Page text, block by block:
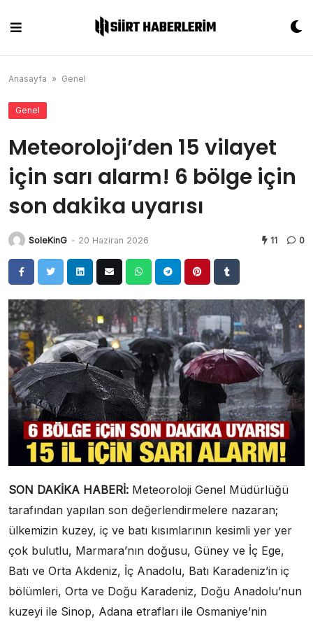
content
Anasayfa » Genel
Genel
Meteoroloji’den 15 vilayet
için sarı alarm! 6 bölge için
son dakika uyarısı
SoleKinG - 20 Haziran 2026 11 0
SON DAKİKA HABERİ: Meteoroloji Genel Müdürlüğü
tarafından yapılan son değerlendirmelere nazaran;
ülkemizin kuzey, iç ve batı kısımlarının kesimli yer yer
çok bulutlu, Marmara’nın doğusu, Güney ve İç Ege,
Batı ve Orta Akdeniz, İç Anadolu, Batı Karadeniz’in iç
bölümleri, Orta ve Doğu Karadeniz, Doğu Anadolu’nun
kuzeyi ile Sinop, Adana etrafları ile Osmaniye’nin